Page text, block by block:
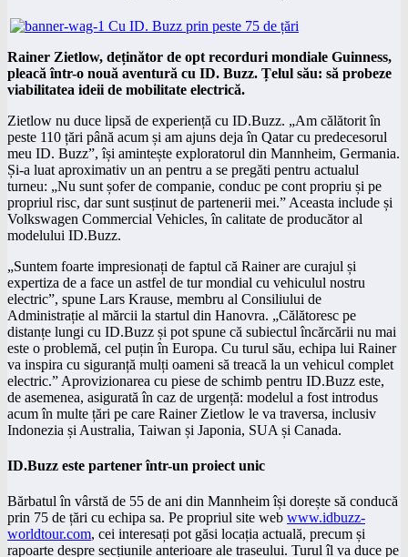
Rainer Zietlow, deținător de opt recorduri mondiale Guinness,
pleacă într-o nouă aventură cu ID. Buzz. Țelul său: să probeze
viabilitatea ideii de mobilitate electrică.
Zietlow nu duce lipsă de experiență cu ID.Buzz. „Am călătorit în
peste 110 țări până acum și am ajuns deja în Qatar cu predecesorul
meu ID. Buzz”, își amintește exploratorul din Mannheim, Germania.
Și-a luat aproximativ un an pentru a se pregăti pentru actualul
turneu: „Nu sunt șofer de companie, conduc pe cont propriu și pe
propriul risc, dar sunt susținut de partenerii mei.” Aceasta include și
Volkswagen Commercial Vehicles, în calitate de producător al
modelului ID.Buzz.
„Suntem foarte impresionați de faptul că Rainer are curajul și
expertiza de a face un astfel de tur mondial cu vehiculul nostru
electric”, spune Lars Krause, membru al Consiliului de
Administrație al mărcii la startul din Hanovra. „Călătoresc pe
distanțe lungi cu ID.Buzz și pot spune că subiectul încărcării nu mai
este o problemă, cel puțin în Europa. Cu turul său, echipa lui Rainer
va inspira cu siguranță mulți oameni să treacă la un vehicul complet
electric.” Aprovizionarea cu piese de schimb pentru ID.Buzz este,
de asemenea, asigurată în caz de urgență: modelul a fost introdus
acum în multe țări pe care Rainer Zietlow le va traversa, inclusiv
Indonezia și Australia, Taiwan și Japonia, SUA și Canada.
ID.Buzz este partener într-un proiect unic
Bărbatul în vârstă de 55 de ani din Mannheim își dorește să conducă
prin 75 de țări cu echipa sa. Pe propriul site web www.idbuzz-
worldtour.com, cei interesați pot găsi locația actuală, precum și
rapoarte despre secțiunile anterioare ale traseului. Turul îl va duce pe